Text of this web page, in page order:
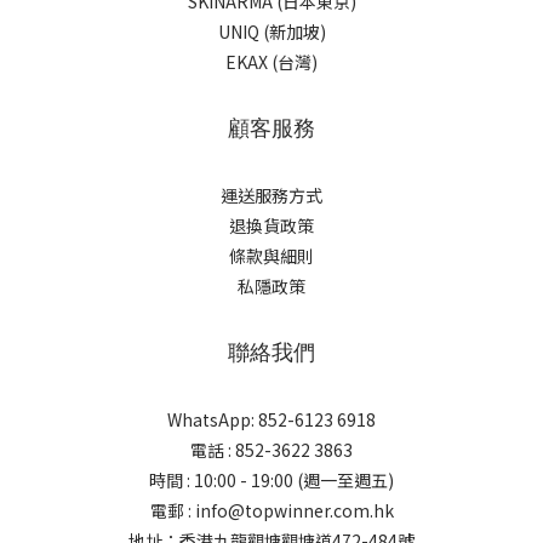
UNIQ (新加坡)
EKAX (台灣)
顧客服務
運送服務方式
退換貨政策
條款與細則
私隱政策
聯絡我們
WhatsApp: 852-6123 6918
電話 : 852-3622 3863
時間 : 10:00 - 19:00 (週一至週五)
電郵 : info@topwinner.com.hk